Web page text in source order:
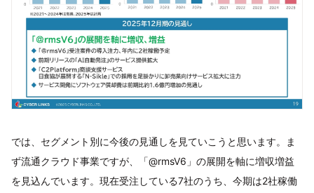
では、セグメント別に今後の見通しを見ていこうと思います。ま
ず流通クラウド事業ですが、「@rmsV6」の展開を軸に増収増益
を見込んでいます。現在受注している7社のうち、今期は2社稼働